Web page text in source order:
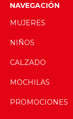
NAVEGACIÓN
MUJERES
NIÑOS
CALZADO
MOCHILAS
PROMOCIONES